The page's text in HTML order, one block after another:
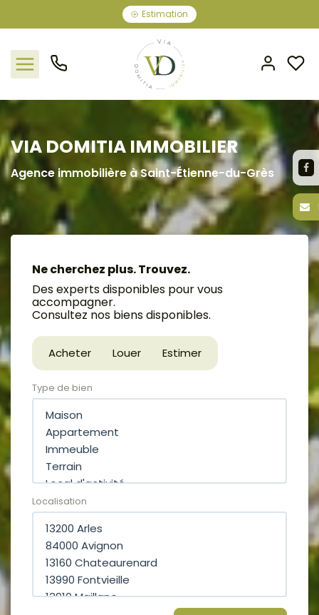
Estimation
Nos offres
L'agence
Rejoindre le groupement
Avis clients
VIA DOMITIA IMMOBILIER
Agence immobilière à Saint-Étienne-du-Grès
Ne cherchez plus. Trouvez.
Des experts disponibles pour vous
accompagner.
Consultez nos biens disponibles.
Acheter Louer Estimer
Type de bien
Localisation